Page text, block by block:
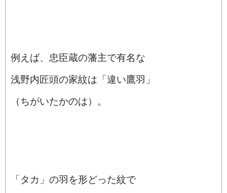
例えば、忠臣蔵の藩主で有名な
浅野内匠頭の家紋は「違い鷹羽」
（ちがいたかのは）。
「タカ」の羽を形どった紋で